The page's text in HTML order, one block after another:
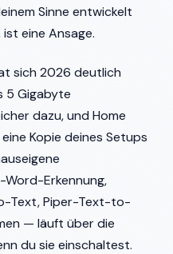
Sinne entwickelt
eine Ansage.
sich 2026 deutlich
5 Gigabyte
dazu, und Home
Kopie deines Setups
Erkennung,
Text, Piper-Text-to-
— läuft über die
du sie einschaltest.